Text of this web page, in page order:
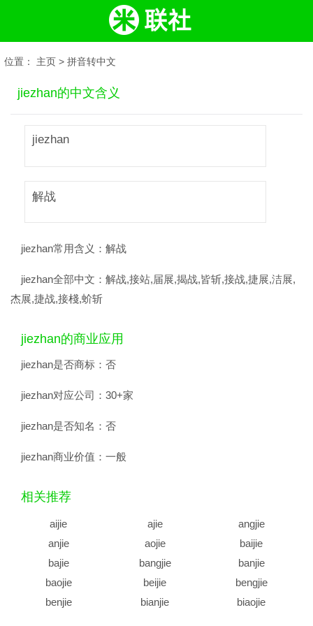
位置： 主页 > 拼音转中文
jiezhan的中文含义
jiezhan
解战
jiezhan常用含义： 解战
jiezhan全部中文： 解战,接站,届展,揭战,皆斩,接战,捷展,洁展,
杰展,捷战,接棧,蚧斩
jiezhan的商业应用
jiezhan是否商标： 否
jiezhan对应公司： 30+家
jiezhan是否知名： 否
jiezhan商业价值： 一般
相关推荐
aijie ajie
angjie
anjie
aojie
baijie
bajie
bangjie
banjie
baojie
beijie
bengjie
benjie
bianjie
biaojie